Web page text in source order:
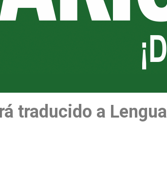
traducido a Lengua